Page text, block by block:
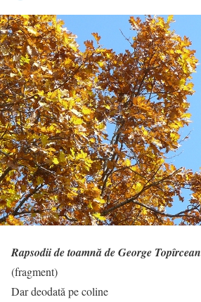
Rapsodii de toamnă de George
(fragment)
Dar deodată pe coline